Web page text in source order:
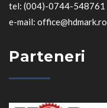
tel: (004)-0744-548761
e-mail: office@hdmark.ro
Parteneri